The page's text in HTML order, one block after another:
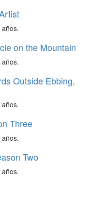
on the Mountain
Outside Ebbing,
Three
Two